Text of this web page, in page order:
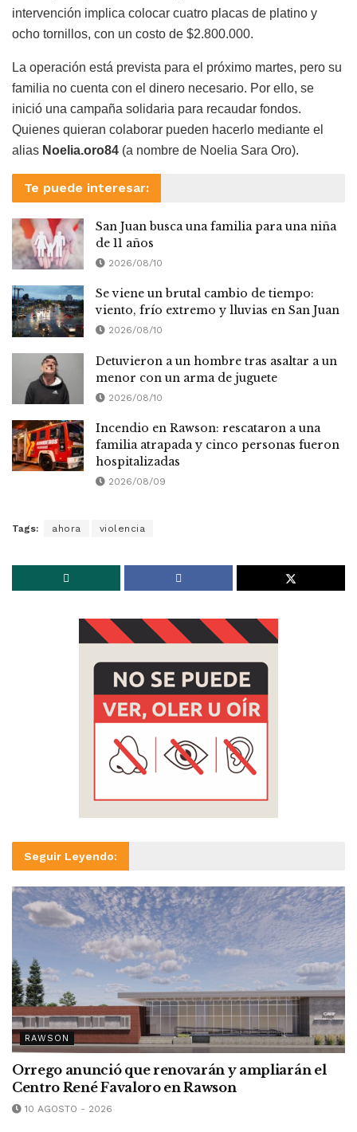
intervención implica colocar cuatro placas de platino y
ocho tornillos, con un costo de $2.800.000.
La operación está prevista para el próximo martes, pero su
familia no cuenta con el dinero necesario. Por ello, se
inició una campaña solidaria para recaudar fondos.
Quienes quieran colaborar pueden hacerlo mediante el
alias Noelia.oro84 (a nombre de Noelia Sara Oro).
Te puede interesar:
San Juan busca una familia para una niña
de 11 años
2026/08/10
Se viene un brutal cambio de tiempo:
viento, frío extremo y lluvias en San Juan
2026/08/10
Detuvieron a un hombre tras asaltar a un
menor con un arma de juguete
2026/08/10
Incendio en Rawson: rescataron a una
familia atrapada y cinco personas fueron
hospitalizadas
2026/08/09
Tags: ahora violencia
Seguir Leyendo:
RAWSON
Orrego anunció que renovarán y ampliarán el
Centro René Favaloro en Rawson
10 AGOSTO - 2026